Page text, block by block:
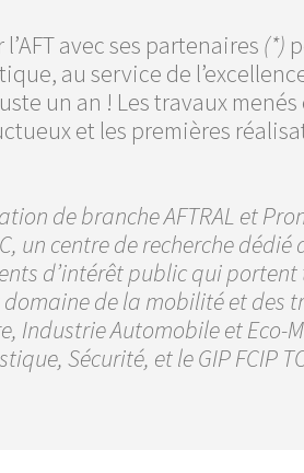
avec ses partenaires (*)
au service de
un an ! Les travaux
et les premières
de branche AFTRAL et
un centre de recherche
d’intérêt public qui
de la mobilité et des
Industrie Automobile et Eco-
Sécurité, et le GIP FCIP